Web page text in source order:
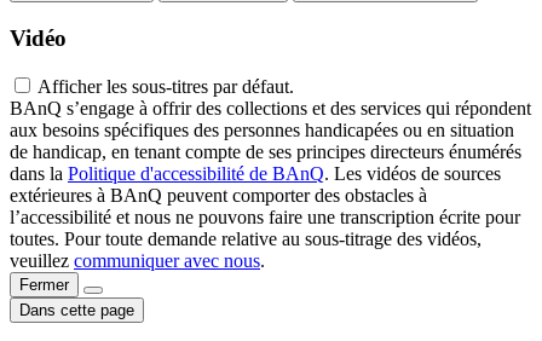
Vidéo
Afficher les sous-titres par défaut.
BAnQ s’engage à offrir des collections et des services qui répondent
aux besoins spécifiques des personnes handicapées ou en situation
de handicap, en tenant compte de ses principes directeurs énumérés
dans la Politique d'accessibilité de BAnQ. Les vidéos de sources
extérieures à BAnQ peuvent comporter des obstacles à
l’accessibilité et nous ne pouvons faire une transcription écrite pour
toutes. Pour toute demande relative au sous-titrage des vidéos,
veuillez communiquer avec nous.
Fermer
Dans cette page